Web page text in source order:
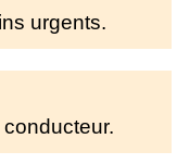
urgents.